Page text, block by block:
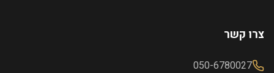
צרו קשר
050-6780027